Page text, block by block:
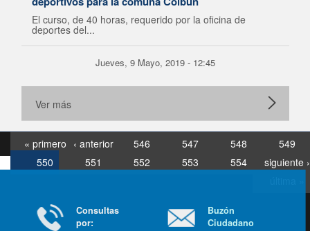
El curso, de 40 horas, requerido por la oficina de
deportes del...
Jueves, 9 Mayo, 2019 - 12:45
Ver más
« primero ‹ anterior 546 547 548
549
550
551 552 553 554
siguiente ›
Consultas
por:
Buzón
Ciudadano